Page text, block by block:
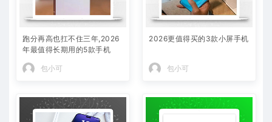
跑分再高也扛不住三年,2026
年最值得长期用的5款手机
包小可
2026更值得买的3款小屏手机
包小可